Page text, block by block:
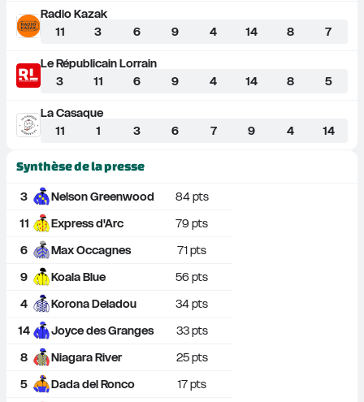
Radio Kazak
11
3 6 9 4 14 8 7
Le Républicain Lorrain
3
11 6 9 4 14 8 5
La Casaque
11
1 3 6 7 9 4 14
Synthèse de la presse
3 Nelson Greenwood 84 pts
11
Express d'Arc 79 pts
6
Max Occagnes 71 pts
9
Koala Blue 56 pts
4
Korona Deladou 34 pts
14
Joyce des Granges 33 pts
8
Niagara River 25 pts
5
Dada del Ronco 17 pts